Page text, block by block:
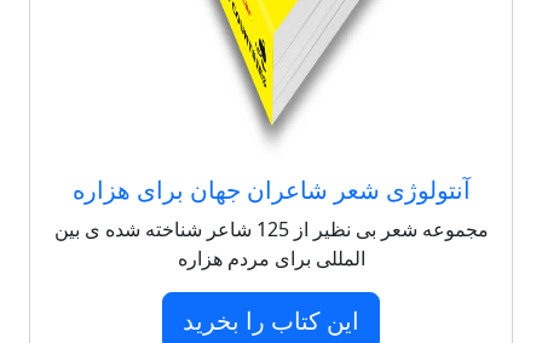
آنتولوژی شعر شاعران جهان برای هزاره
مجموعه شعر بی نظیر از 125 شاعر شناخته شده ی بین
المللی برای مردم هزاره
این کتاب را بخرید